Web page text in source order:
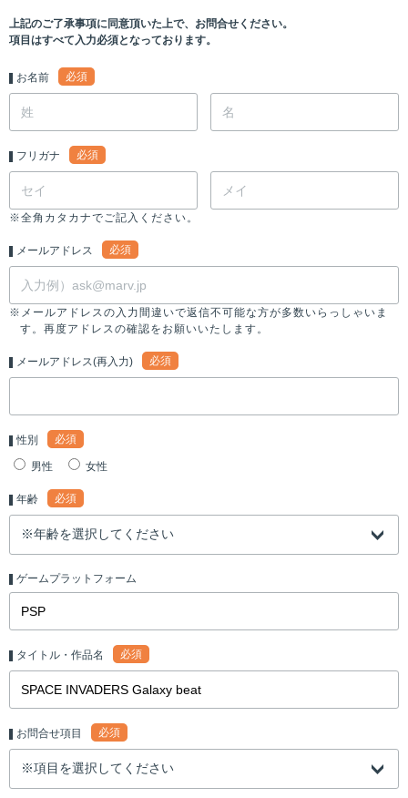
上記のご了承事項に同意頂いた上で、お問合せください。
項目はすべて入力必須となっております。
お名前 必須
フリガナ 必須
※全角カタカナでご記入ください。
メールアドレス 必須
※メールアドレスの入力間違いで返信不可能な方が多数いらっしゃいま
す。再度アドレスの確認をお願いいたします。
メールアドレス(再入力) 必須
性別 必須
男性 女性
年齢 必須
ゲームプラットフォーム
タイトル・作品名 必須
お問合せ項目 必須